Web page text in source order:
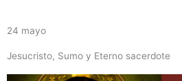
24 mayo
Jesucristo, Sumo y Eterno sacerdote